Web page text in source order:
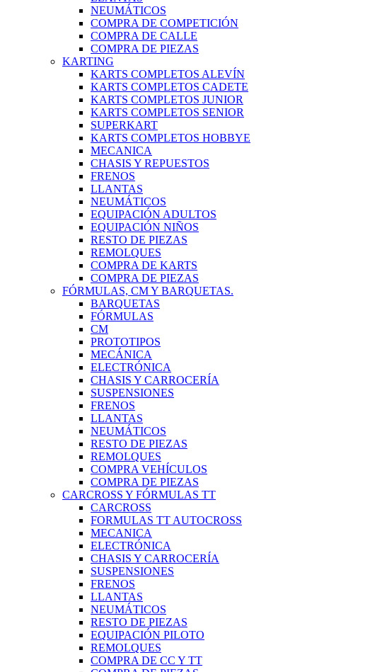
NEUMÁTICOS
COMPRA DE COMPETICIÓN
COMPRA DE CALLE
COMPRA DE PIEZAS
KARTING
KARTS COMPLETOS ALEVÍN
KARTS COMPLETOS CADETE
KARTS COMPLETOS JUNIOR
KARTS COMPLETOS SENIOR
SUPERKART
KARTS COMPLETOS HOBBYE
MECANICA
CHASIS Y REPUESTOS
FRENOS
LLANTAS
NEUMÁTICOS
EQUIPACIÓN ADULTOS
EQUIPACIÓN NIÑOS
RESTO DE PIEZAS
REMOLQUES
COMPRA DE KARTS
COMPRA DE PIEZAS
FÓRMULAS, CM Y BARQUETAS.
BARQUETAS
FÓRMULAS
CM
PROTOTIPOS
MECÁNICA
ELECTRÓNICA
CHASIS Y CARROCERÍA
SUSPENSIONES
FRENOS
LLANTAS
NEUMÁTICOS
RESTO DE PIEZAS
REMOLQUES
COMPRA VEHÍCULOS
COMPRA DE PIEZAS
CARCROSS Y FÓRMULAS TT
CARCROSS
FORMULAS TT AUTOCROSS
MECANICA
ELECTRÓNICA
CHASIS Y CARROCERÍA
SUSPENSIONES
FRENOS
LLANTAS
NEUMÁTICOS
RESTO DE PIEZAS
EQUIPACIÓN PILOTO
REMOLQUES
COMPRA DE CC Y TT